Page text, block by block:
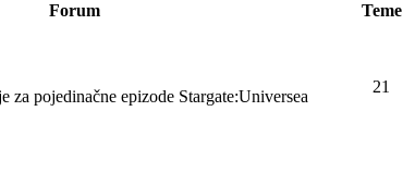
Forum
Teme
za pojedinačne epizode Stargate:Universea
21